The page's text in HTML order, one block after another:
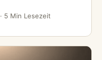
· 5 Min Lesezeit